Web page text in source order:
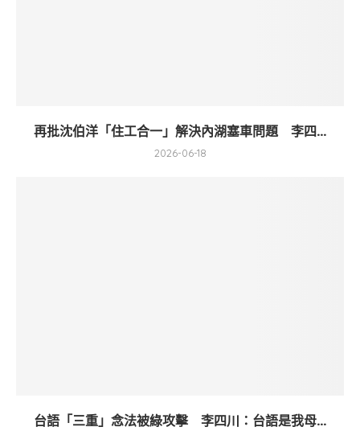
再批沈伯洋「住工合一」解決內湖塞車問題 李四...
2026-06-18
台語「三重」念法被綠攻擊 李四川：台語是我母...